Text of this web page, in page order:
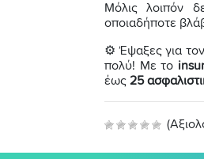
Μόλις λοιπόν
οποιαδήποτε
⚙ Έψαξες για
πολύ! Με το
έως 25